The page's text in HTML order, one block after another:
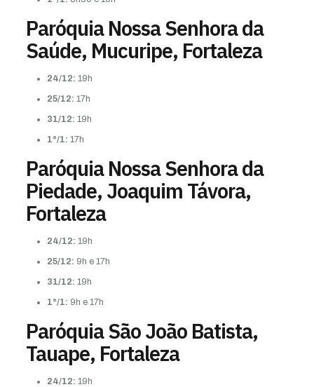
Paróquia Nossa Senhora da
Saúde, Mucuripe, Fortaleza
24/12: 19h
25/12: 17h
31/12: 19h
1°/1: 17h
Paróquia Nossa Senhora da
Piedade, Joaquim Távora,
Fortaleza
24/12: 19h
25/12: 9h e 17h
31/12: 19h
1°/1: 9h e 17h
Paróquia São João Batista,
Tauape, Fortaleza
24/12: 19h